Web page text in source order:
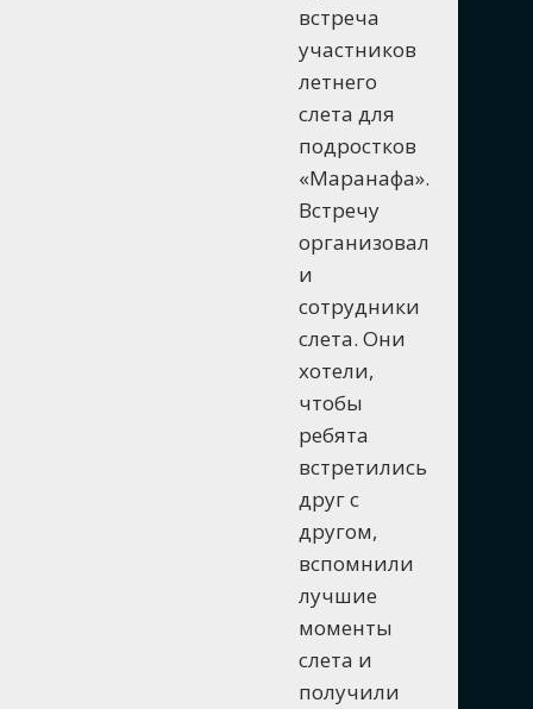
встреча
участников
летнего
слета для
подростков
«Маранафа».
Встречу
организовал
и
сотрудники
слета. Они
хотели,
чтобы
ребята
встретились
друг с
другом,
вспомнили
лучшие
моменты
слета и
получили